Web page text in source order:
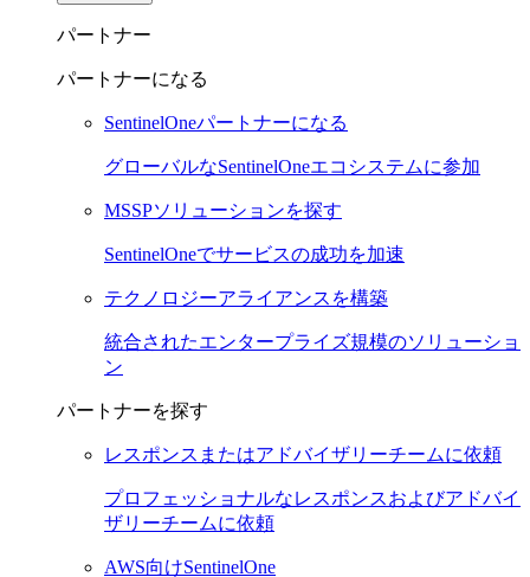
パートナー
パートナーになる
SentinelOneパートナーになる
グローバルなSentinelOneエコシステムに参加
MSSPソリューションを探す
SentinelOneでサービスの成功を加速
テクノロジーアライアンスを構築
統合されたエンタープライズ規模のソリューショ
ン
パートナーを探す
レスポンスまたはアドバイザリーチームに依頼
プロフェッショナルなレスポンスおよびアドバイ
ザリーチームに依頼
AWS向けSentinelOne